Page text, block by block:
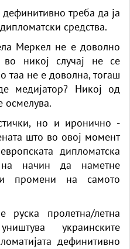
треба да ја
средства.
Меркел не е доволно
во никој случај не се
таа не е доволна, тогаш
медијатор? Никој од
осмелува.
но и иронично -
што во овој момент
дипломатска
начин да наметне
промени на самото
пролетна/летна
украинските
дефинитивно